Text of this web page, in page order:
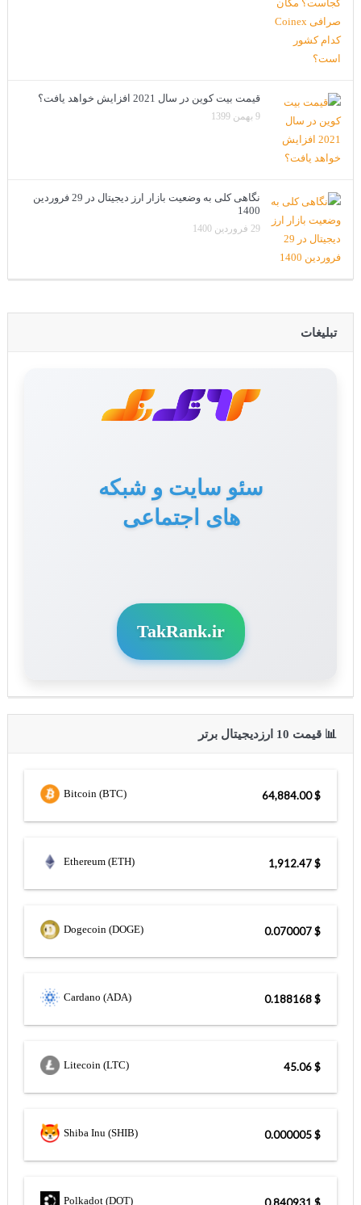
قیمت بیت کوین در سال 2021 افزایش خواهد یافت؟
9 بهمن 1399
نگاهی کلی به وضعیت بازار ارز دیجیتال در 29 فروردین
1400
29 فروردین 1400
تبلیغات
سئو سایت و شبکه
های اجتماعی
TakRank.ir
📊 قیمت 10 ارزدیجیتال برتر
Bitcoin (BTC) $ 64,884.00
Ethereum (ETH) $ 1,912.47
Dogecoin (DOGE) $ 0.070007
Cardano (ADA) $ 0.188168
Litecoin (LTC) $ 45.06
Shiba Inu (SHIB) $ 0.000005
Polkadot (DOT)